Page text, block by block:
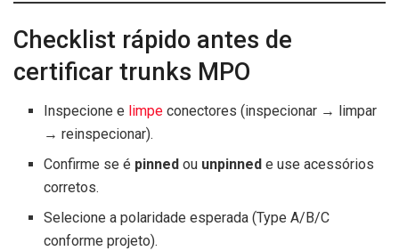
Checklist rápido antes de
certificar trunks MPO
Inspecione e limpeconectores (inspecionar → limpar
→ reinspecionar).
Confirme se é pinned ou unpinned e use acessórios
corretos.
Selecione a polaridade esperada (Type A/B/C
conforme projeto).